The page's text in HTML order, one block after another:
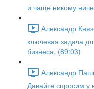
и чаще никому
Александр
ключевая задача
бизнеса. (89:03)
Александр
Давайте спросим у